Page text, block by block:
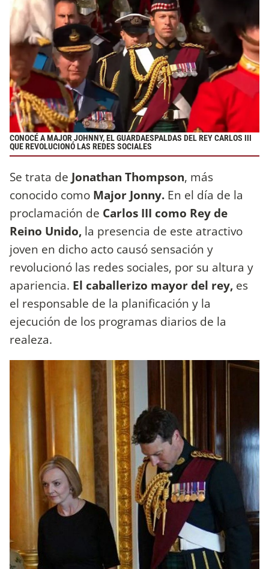
CONOCÉ A MAJOR JOHNNY, EL GUARDAESPALDAS DEL REY CARLOS III
QUE REVOLUCIONÓ LAS REDES SOCIALES
Se trata de Jonathan Thompson, más
conocido como Major Jonny. En el día de la
proclamación de Carlos III como Rey de
Reino Unido, la presencia de este atractivo
joven en dicho acto causó sensación y
revolucionó las redes sociales, por su altura y
apariencia. El caballerizo mayor del rey, es
el responsable de la planificación y la
ejecución de los programas diarios de la
realeza.